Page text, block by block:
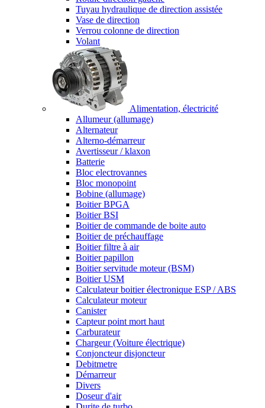
Tuyau hydraulique de direction assistée
Vase de direction
Verrou colonne de direction
Volant
Alimentation, électricité
Allumeur (allumage)
Alternateur
Alterno-démarreur
Avertisseur / klaxon
Batterie
Bloc electrovannes
Bloc monopoint
Bobine (allumage)
Boitier BPGA
Boitier BSI
Boitier de commande de boite auto
Boitier de préchauffage
Boitier filtre à air
Boitier papillon
Boitier servitude moteur (BSM)
Boitier USM
Calculateur boitier électronique ESP / ABS
Calculateur moteur
Canister
Capteur point mort haut
Carburateur
Chargeur (Voiture électrique)
Conjoncteur disjoncteur
Debitmetre
Démarreur
Divers
Doseur d'air